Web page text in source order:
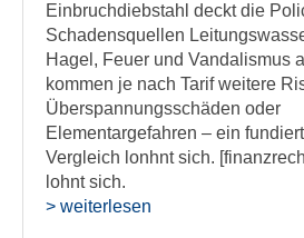
Einbruchdiebstahl deckt die
Schadensquellen
Hagel, Feuer und Vandalismus
kommen je nach Tarif weitere
Überspannungsschäden oder
Elementargefahren – ein
Vergleich lonhnt sich.
lohnt sich.
> weiterlesen